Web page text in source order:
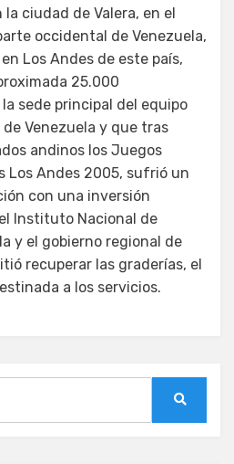
ciudad de Valera, en el
occidental de Venezuela,
Los Andes de este país,
25.000
sede principal del equipo
Venezuela y que tras
andinos los Juegos
Los Andes 2005, sufrió un
con una inversión
Instituto Nacional de
y el gobierno regional de
recuperar las graderías, el
a los servicios.